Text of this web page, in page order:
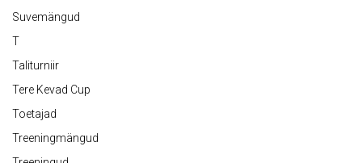
Suvemängud
T
Taliturniir
Tere Kevad Cup
Toetajad
Treeningmängud